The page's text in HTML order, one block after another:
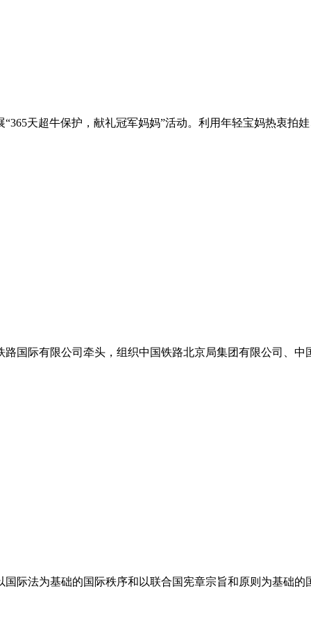
天超牛保护，献礼冠军妈妈”活动。利用年轻宝妈热衷拍
国际有限公司牵头，组织中国铁路北京局集团有限公司、
际法为基础的国际秩序和以联合国宪章宗旨和原则为基础